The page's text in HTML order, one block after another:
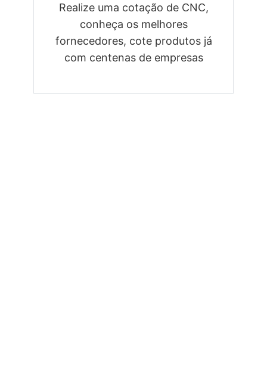
Realize uma cotação de CNC,
conheça os melhores
fornecedores, cote produtos já
com centenas de empresas